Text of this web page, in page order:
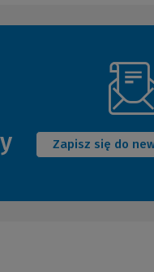
Zapisz się do